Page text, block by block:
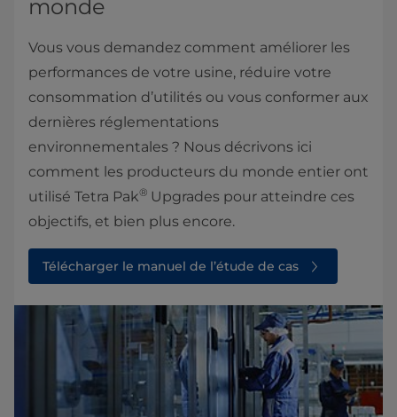
monde
Vous vous demandez comment améliorer les
performances de votre usine, réduire votre
consommation d’utilités ou vous conformer aux
dernières réglementations
environnementales ? Nous décrivons ici
comment les producteurs du monde entier ont
utilisé Tetra Pak® Upgrades pour atteindre ces
objectifs, et bien plus encore.
Télécharger le manuel de l’étude de cas